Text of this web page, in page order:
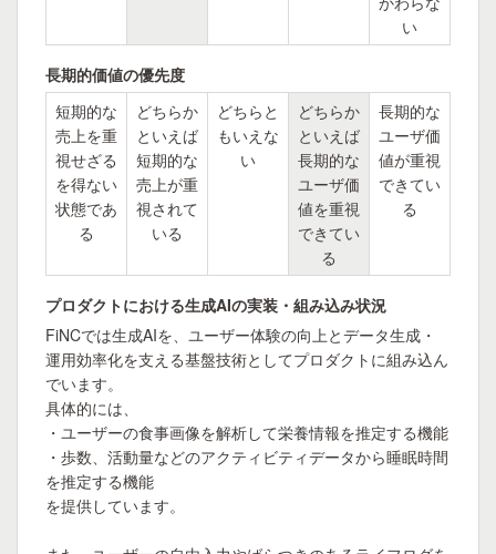
い
長期的価値の優先度
短期的な
売上を重
視せざる
を得ない
状態であ
る
どちらか
といえば
短期的な
売上が重
視されて
いる
どちらと
もいえな
い
どちらか
といえば
長期的な
ユーザ価
値を重視
できてい
る
長期的な
ユーザ価
値が重視
できてい
る
プロダクトにおける生成AIの実装・組み込み状況
FiNCでは生成AIを、ユーザー体験の向上とデータ生成・
運用効率化を支える基盤技術としてプロダクトに組み込ん
でいます。
具体的には、
・ユーザーの食事画像を解析して栄養情報を推定する機能
・歩数、活動量などのアクティビティデータから睡眠時間
を推定する機能
を提供しています。